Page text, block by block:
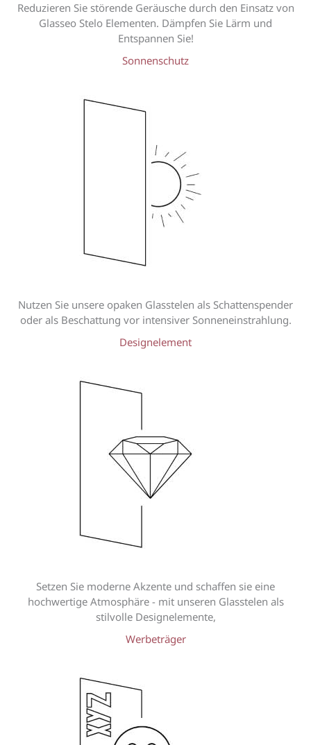
Reduzieren Sie störende Geräusche durch den Einsatz von
Glasseo Stelo Elementen. Dämpfen Sie Lärm und
Entspannen Sie!
Sonnenschutz
Nutzen Sie unsere opaken Glasstelen als Schattenspender
oder als Beschattung vor intensiver Sonneneinstrahlung.
Designelement
Setzen Sie moderne Akzente und schaffen sie eine
hochwertige Atmosphäre - mit unseren Glasstelen als
stilvolle Designelemente,
Werbeträger